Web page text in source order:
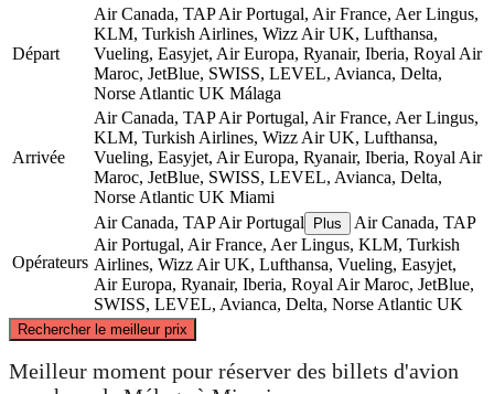
Départ
Air Canada, TAP Air Portugal, Air France, Aer Lingus,
KLM, Turkish Airlines, Wizz Air UK, Lufthansa,
Vueling, Easyjet, Air Europa, Ryanair, Iberia, Royal Air
Maroc, JetBlue, SWISS, LEVEL, Avianca, Delta,
Norse Atlantic UK Málaga
Arrivée
Air Canada, TAP Air Portugal, Air France, Aer Lingus,
KLM, Turkish Airlines, Wizz Air UK, Lufthansa,
Vueling, Easyjet, Air Europa, Ryanair, Iberia, Royal Air
Maroc, JetBlue, SWISS, LEVEL, Avianca, Delta,
Norse Atlantic UK Miami
Opérateurs
Air Canada, TAP Air Portugal Plus
Air Canada, TAP
Air Portugal, Air France, Aer Lingus, KLM, Turkish
Airlines, Wizz Air UK, Lufthansa, Vueling, Easyjet,
Air Europa, Ryanair, Iberia, Royal Air Maroc, JetBlue,
SWISS, LEVEL, Avianca, Delta, Norse Atlantic UK
Rechercher le meilleur prix
©CARTO, ©OpenStreetMapcontributors
Meilleur moment pour réserver des billets d'avion